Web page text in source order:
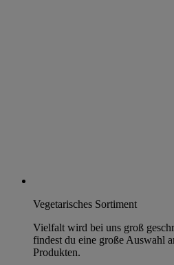
Vegetarisches Sortiment
Vielfalt wird bei uns groß
findest du eine große Auswahl
Produkten.